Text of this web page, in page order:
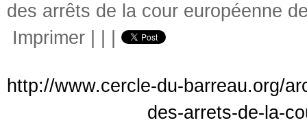
des arrêts de la cour européenne
Imprimer
http://www.cercle-du-barreau.org/
des-arrets-de-la-